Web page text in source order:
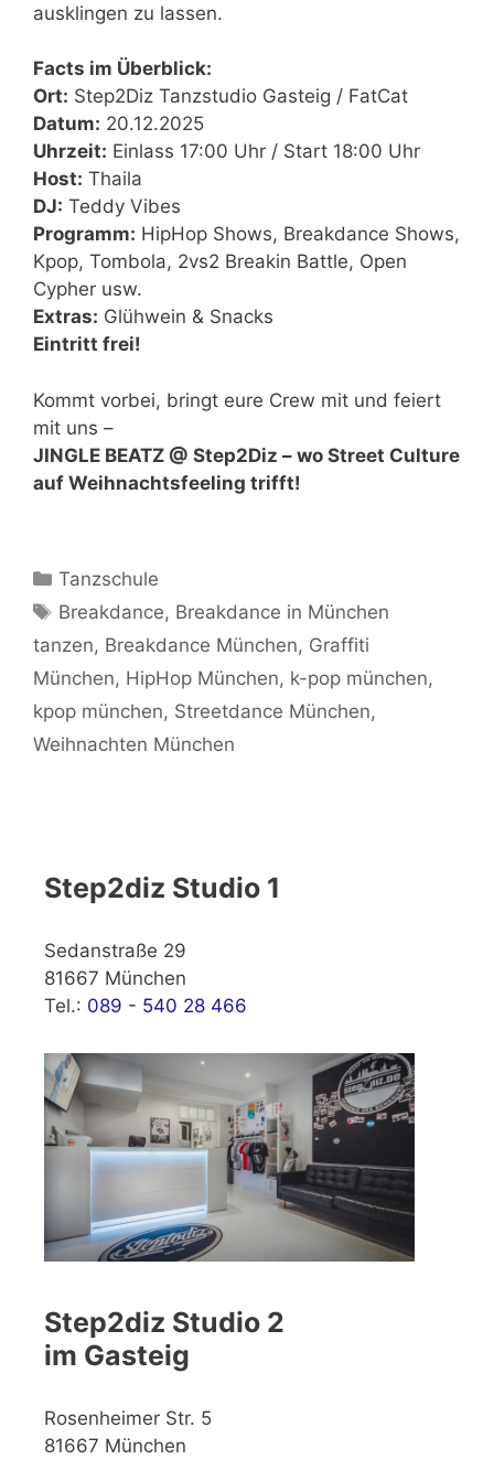
ausklingen zu lassen.
Facts im Überblick:
Ort: Step2Diz Tanzstudio Gasteig / FatCat
Datum: 20.12.2025
Uhrzeit: Einlass 17:00 Uhr / Start 18:00 Uhr
Host: Thaila
DJ: Teddy Vibes
Programm: HipHop Shows, Breakdance Shows,
Kpop, Tombola, 2vs2 Breakin Battle, Open
Cypher usw.
Extras: Glühwein & Snacks
Eintritt frei!
Kommt vorbei, bringt eure Crew mit und feiert
mit uns –
JINGLE BEATZ @ Step2Diz – wo Street Culture
auf Weihnachtsfeeling trifft!
Kategorien
Tanzschule
Schlagwörter
Breakdance, Breakdance in München
tanzen, Breakdance München, Graffiti
München, HipHop München, k-pop münchen,
kpop münchen, Streetdance München,
Weihnachten München
Step2diz Studio 1
Sedanstraße 29
81667 München
Tel.: 089 - 540 28 466
Step2diz Studio 2
im Gasteig
Rosenheimer Str. 5
81667 München